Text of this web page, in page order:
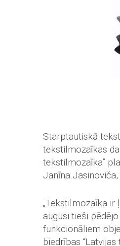
Starptautiskā
tekstilmozaīkas
tekstilmozaīka”
Janīna
„Tekstilmozaīka
augusi tieši
funkcionāliem
biedrības